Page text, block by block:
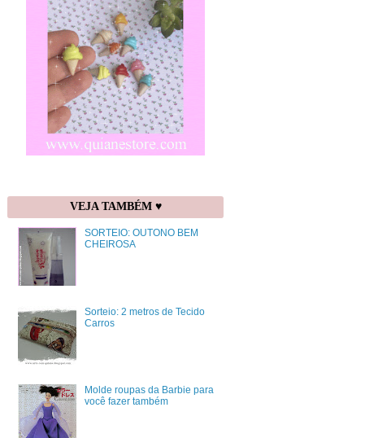
VEJA TAMBÉM ♥
SORTEIO: OUTONO BEM
CHEIROSA
Sorteio: 2 metros de Tecido
Carros
Molde roupas da Barbie para
você fazer também